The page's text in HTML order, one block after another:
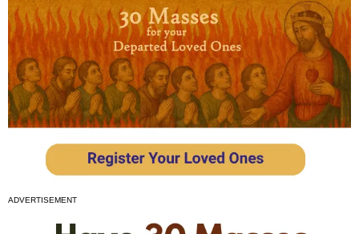
ADVERTISEMENT